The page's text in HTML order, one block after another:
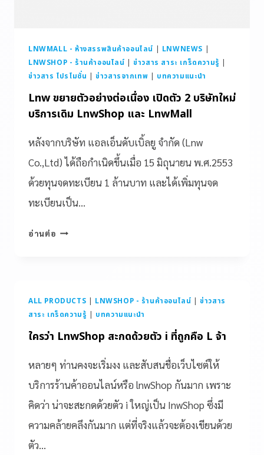
LNWMALL - ห้างสรรพสินค้าออนไลน์ | LNWNEWS |
LNWSHOP - ร้านค้าออนไลน์ |ข่าวสาร สาระ เกร็ดความรู้ |
ข่าวสาร โปรโมชั่น |ข่าวสารจากเทพ | บทความแนะนำ
Lnw ขยายตัวอย่างต่อเนื่อง เปิดตัว 2 บริษัทใหม่
บริการเดิม LnwShop และ LnwMall
หลังจากบริษัท แอลเอ็นดับเบิ้ลยู จำกัด (Lnw
Co.,Ltd) ได้ถือกำเนิดขึ้นเมื่อ 15 มิถุนายน พ.ศ.2553
ด้วยทุนจดทะเบียน 1 ล้านบาท และได้เพิ่มทุนจด
ทะเบียนเป็น…
อ่านต่อ
ALL PRODUCTS | LNWSHOP - ร้านค้าออนไลน์ |ข่าวสาร
สาระ เกร็ดความรู้ | บทความแนะนำ
ใครว่า LnwShop สะกดด้วยตัว i ที่ถูกคือ L จ้า
หลายๆ ท่านคงจะเริ่มงง และสับสนชื่อเว็บไซต์ให้
บริการร้านค้าออนไลน์หรือ lnwShop กันมาก เพราะ
คิดว่า น่าจะสะกดด้วยตัว i ใหญ่เป็น InwShop ซึ่งมี
ความคล้ายคลึงกันมาก แต่ที่จริงแล้วจะต้องเขียนด้วย
ตัว…